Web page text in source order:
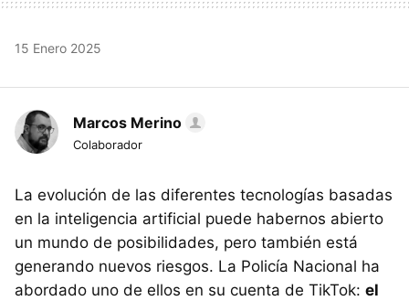
15 Enero 2025
Marcos Merino
Colaborador
La evolución de las diferentes tecnologías basadas
en la inteligencia artificial puede habernos abierto
un mundo de posibilidades, pero también está
generando nuevos riesgos. La Policía Nacional ha
abordado uno de ellos en su cuenta de TikTok: el